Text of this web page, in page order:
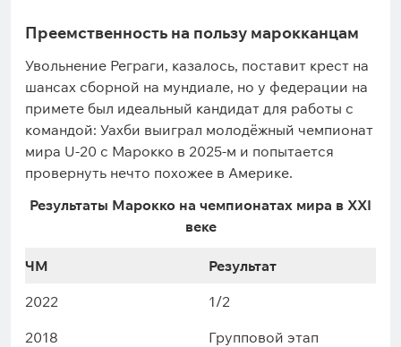
Преемственность на пользу марокканцам
Увольнение Реграги, казалось, поставит крест на
шансах сборной на мундиале, но у федерации на
примете был идеальный кандидат для работы с
командой: Уахби выиграл молодёжный чемпионат
мира U-20 с Марокко в 2025-м и попытается
провернуть нечто похожее в Америке.
Результаты Марокко на чемпионатах мира в XXI
веке
ЧМ
Результат
2022
1/2
2018
Групповой этап